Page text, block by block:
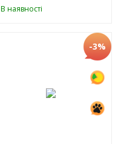
В наявності
-3%